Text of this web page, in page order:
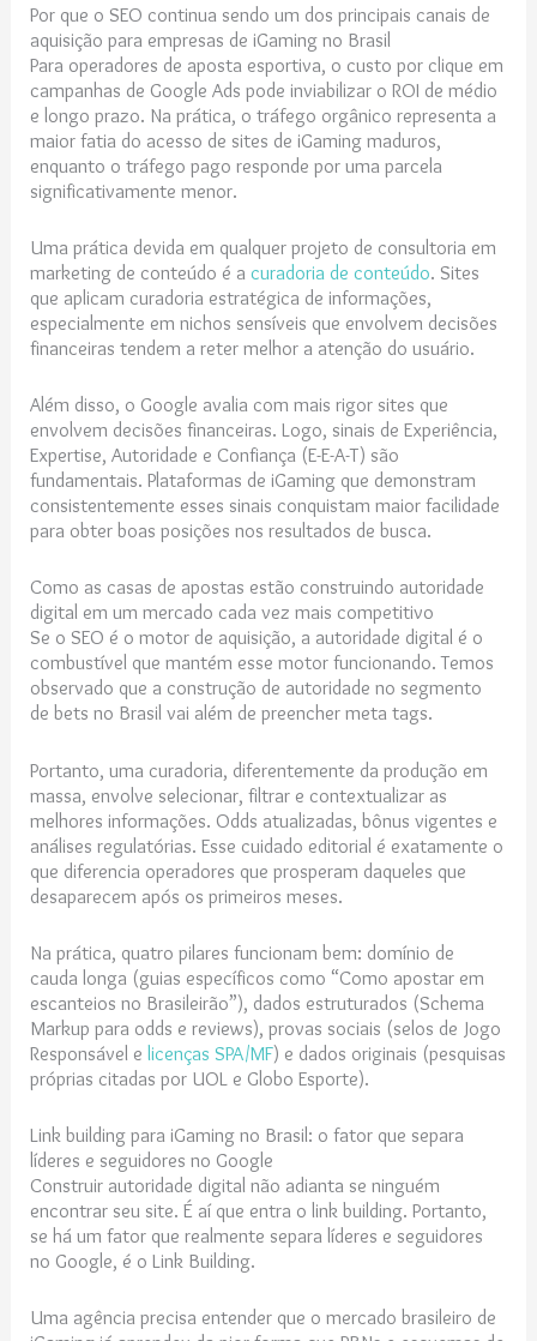
Por que o SEO continua sendo um dos principais canais de
aquisição para empresas de iGaming no Brasil
Para operadores de aposta esportiva, o custo por clique em
campanhas de Google Ads pode inviabilizar o ROI de médio
e longo prazo. Na prática, o tráfego orgânico representa a
maior fatia do acesso de sites de iGaming maduros,
enquanto o tráfego pago responde por uma parcela
significativamente menor.
Uma prática devida em qualquer projeto de consultoria em
marketing de conteúdo é acuradoria de conteúdo. Sites
que aplicam curadoria estratégica de informações,
especialmente em nichos sensíveis que envolvem decisões
financeiras tendem a reter melhor a atenção do usuário.
Além disso, o Google avalia com mais rigor sites que
envolvem decisões financeiras. Logo, sinais de Experiência,
Expertise, Autoridade e Confiança (E-E-A-T) são
fundamentais. Plataformas de iGaming que demonstram
consistentemente esses sinais conquistam maior facilidade
para obter boas posições nos resultados de busca.
Como as casas de apostas estão construindo autoridade
digital em um mercado cada vez mais competitivo
Se o SEO é o motor de aquisição, a autoridade digital é o
combustível que mantém esse motor funcionando. Temos
observado que a construção de autoridade no segmento
de bets no Brasil vai além de preencher meta tags.
Portanto, uma curadoria, diferentemente da produção em
massa, envolve selecionar, filtrar e contextualizar as
melhores informações. Odds atualizadas, bônus vigentes e
análises regulatórias. Esse cuidado editorial é exatamente o
que diferencia operadores que prosperam daqueles que
desaparecem após os primeiros meses.
Na prática, quatro pilares funcionam bem: domínio de
cauda longa (guias específicos como “Como apostar em
escanteios no Brasileirão”), dados estruturados (Schema
Markup para odds e reviews), provas sociais (selos de Jogo
Responsável elicenças SPA/MF) e dados originais (pesquisas
próprias citadas por UOL e Globo Esporte).
Link building para iGaming no Brasil: o fator que separa
líderes e seguidores no Google
Construir autoridade digital não adianta se ninguém
encontrar seu site. É aí que entra o link building. Portanto,
se há um fator que realmente separa líderes e seguidores
no Google, é o Link Building.
Uma agência precisa entender que o mercado brasileiro de